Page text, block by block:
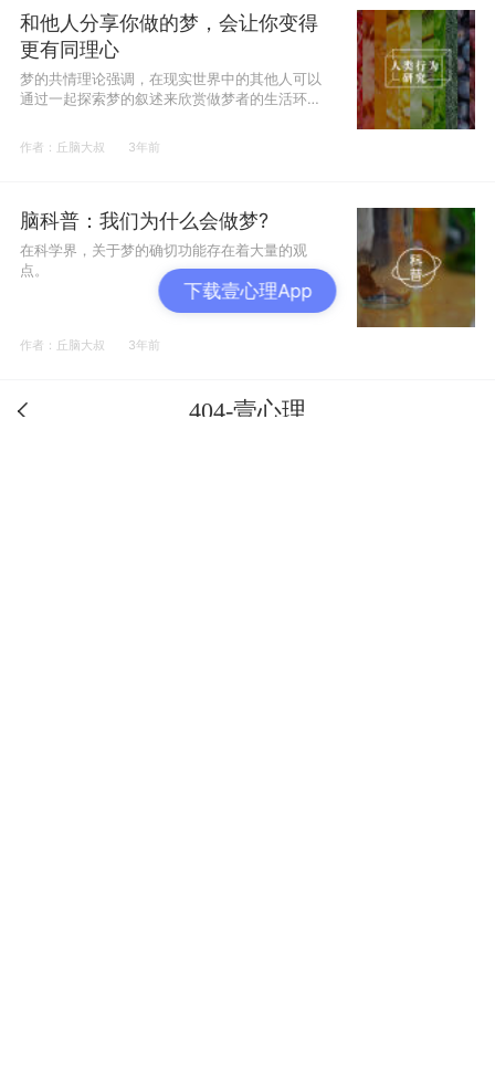
和他人分享你做的梦，会让你变得
更有同理心
梦的共情理论强调，在现实世界中的其他人可以
通过一起探索梦的叙述来欣赏做梦者的生活环
作者：丘脑大叔 3年前
脑科普：我们为什么会做梦?
在科学界，关于梦的确切功能存在着大量的观
点。
作者：丘脑大叔 3年前
404-壹心理
下载壹心理App